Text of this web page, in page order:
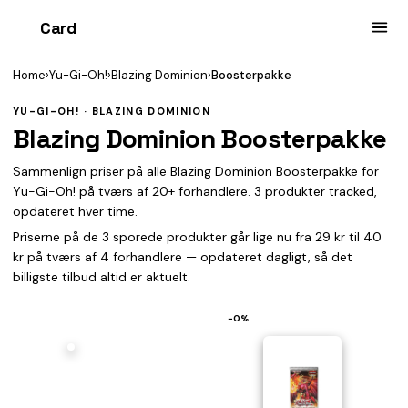
Card
Home›Yu-Gi-Oh!›Blazing Dominion›Boosterpakke
YU-GI-OH! · BLAZING DOMINION
Blazing Dominion Boosterpakke
Sammenlign priser på alle Blazing Dominion Boosterpakke for
Yu-Gi-Oh! på tværs af 20+ forhandlere. 3 produkter tracked,
opdateret hver time.
Priserne på de 3 sporede produkter går lige nu fra 29 kr til 40
kr på tværs af 4 forhandlere — opdateret dagligt, så det
billigste tilbud altid er aktuelt.
−0%